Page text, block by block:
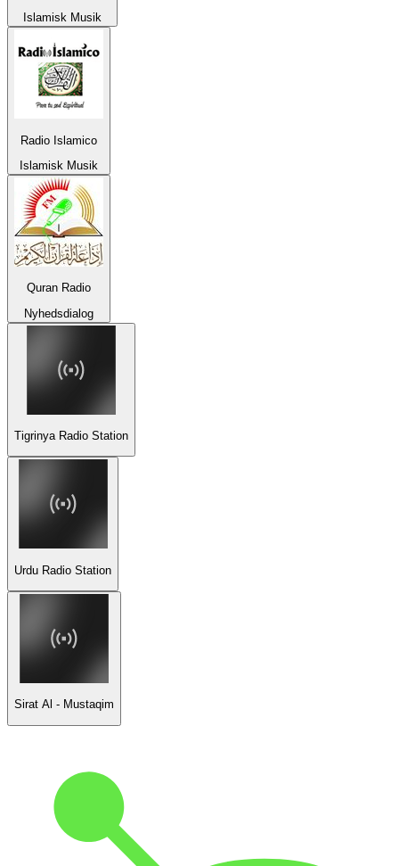
Islamisk Musik
Radio Islamico
Islamisk Musik
Quran Radio
Nyhedsdialog
Tigrinya Radio Station
Urdu Radio Station
Sirat Al - Mustaqim